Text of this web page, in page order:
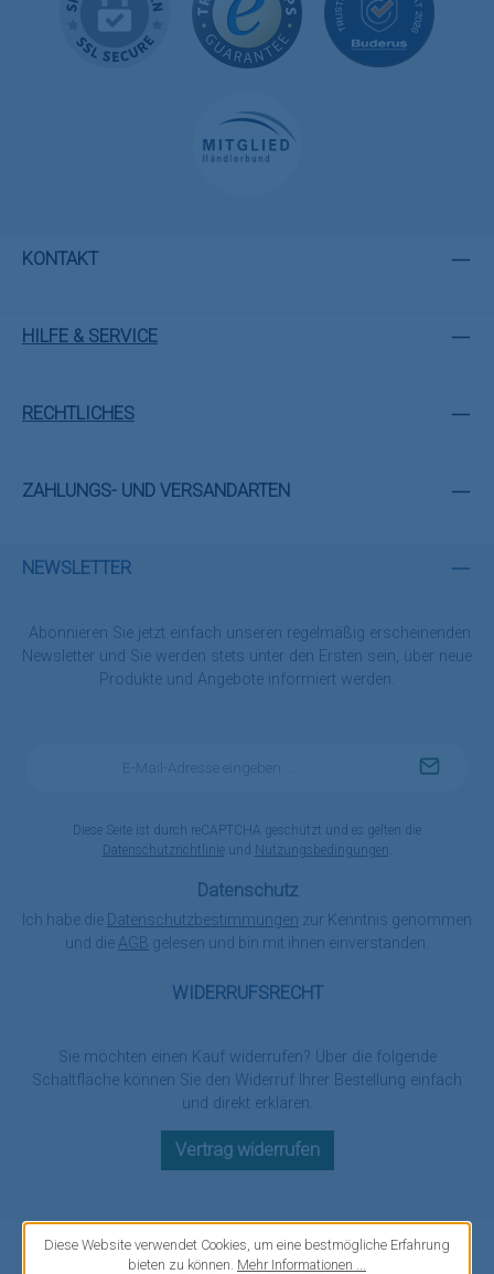
KONTAKT
HILFE & SERVICE
RECHTLICHES
ZAHLUNGS- UND VERSANDARTEN
WIDERRUFSRECHT
Sie möchten einen Kauf widerrufen? Über die folgende
Schaltfläche können Sie den Widerruf Ihrer Bestellung einfach
und direkt erklären.
Vertrag widerrufen
NEWSLETTER
Abonnieren Sie jetzt einfach unseren regelmäßig erscheinenden
Newsletter und Sie werden stets unter den Ersten sein, über neue
Produkte und Angebote informiert werden.
Diese Seite ist durch reCAPTCHA geschützt und es gelten die
Datenschutzrichtlinieund Nutzungsbedingungen
Datenschutz
Ich habe die Datenschutzbestimmungen zur Kenntnis genommen
und die AGB gelesen und bin mit ihnen einverstanden.
Diese Website verwendet Cookies, um eine bestmögliche Erfahrung
bieten zu können. Mehr Informationen ...